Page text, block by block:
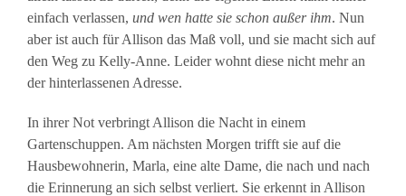
einfach verlassen, und wen hatte sie schon außer ihm. Nun
aber ist auch für Allison das Maß voll, und sie macht sich auf
den Weg zu Kelly-Anne. Leider wohnt diese nicht mehr an
der hinterlassenen Adresse.
In ihrer Not verbringt Allison die Nacht in einem
Gartenschuppen. Am nächsten Morgen trifft sie auf die
Hausbewohnerin, Marla, eine alte Dame, die nach und nach
die Erinnerung an sich selbst verliert. Sie erkennt in Allison